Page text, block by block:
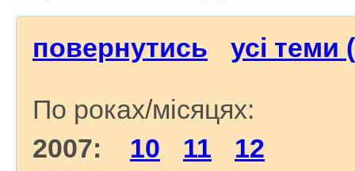
повернутись усі теми
По роках/місяцях:
2007: 10 11
12